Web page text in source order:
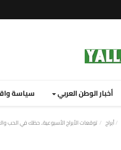
أخبار الوطن العربي سياسة
أبراج توقعات الأبراج الأسبوعية.. حظك في الحب